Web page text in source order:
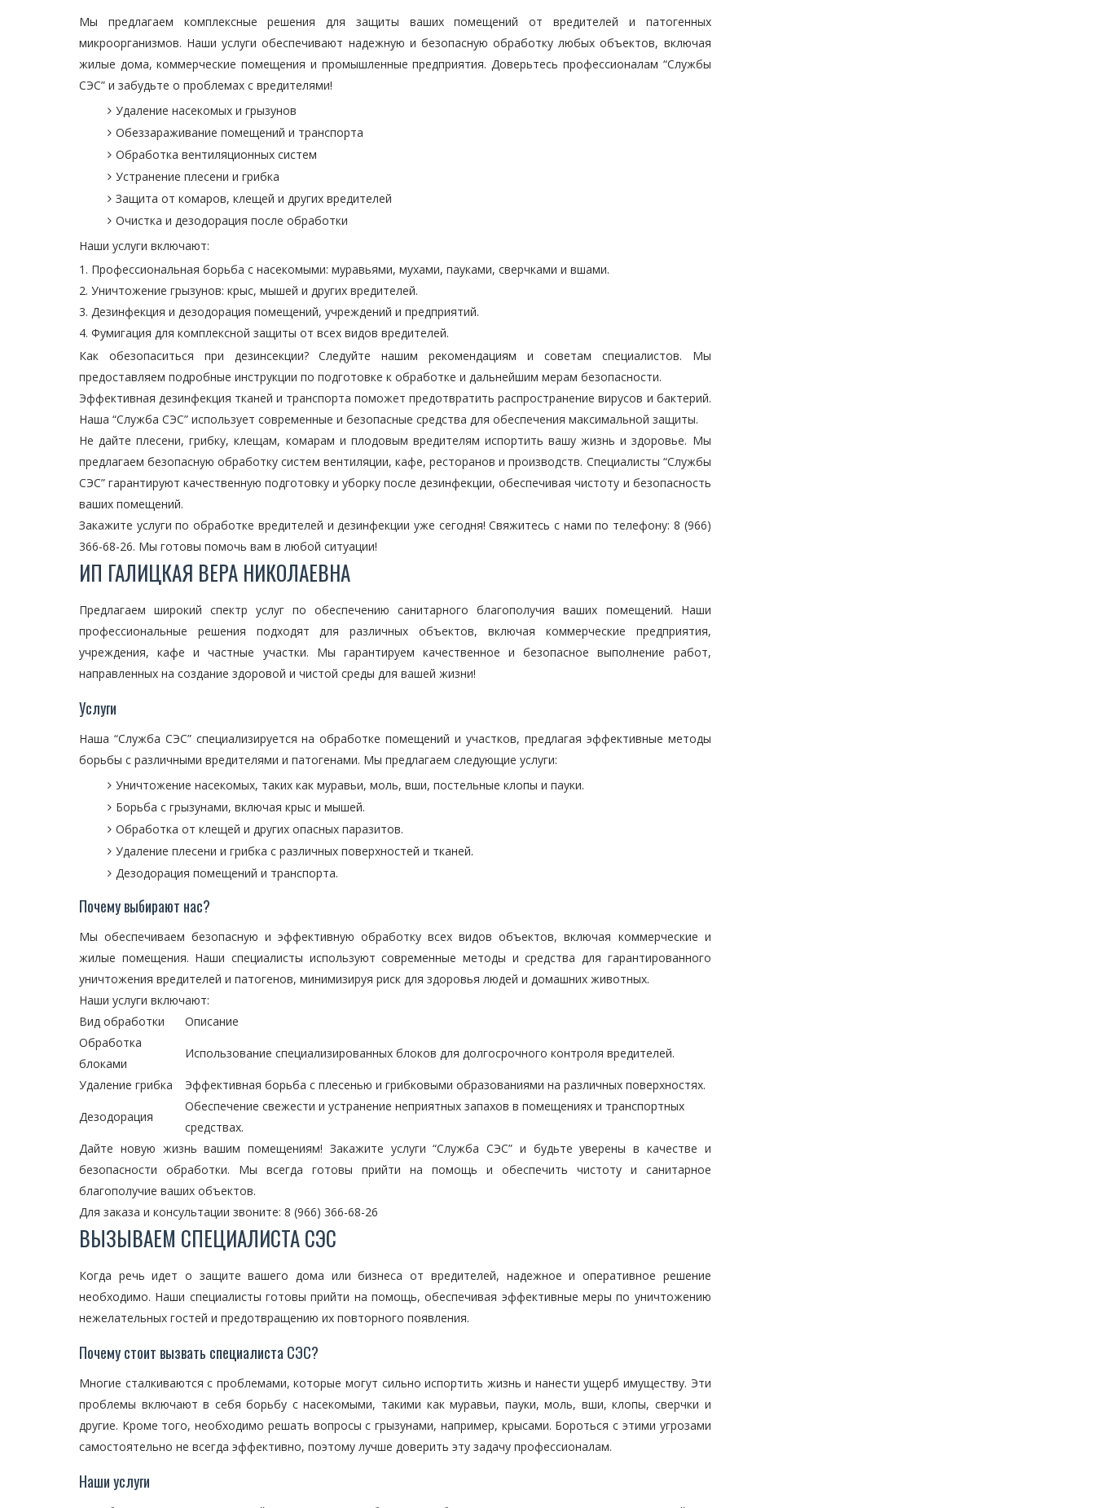
Мы предлагаем комплексные решения для защиты ваших помещений от вредителей и патогенных
микроорганизмов. Наши услуги обеспечивают надежную и безопасную обработку любых объектов, включая
жилые дома, коммерческие помещения и промышленные предприятия. Доверьтесь профессионалам “Службы
СЭС” и забудьте о проблемах с вредителями!
Удаление насекомых и грызунов
Обеззараживание помещений и транспорта
Обработка вентиляционных систем
Устранение плесени и грибка
Защита от комаров, клещей и других вредителей
Очистка и дезодорация после обработки
Наши услуги включают:
Профессиональная борьба с насекомыми: муравьями, мухами, пауками, сверчками и вшами.
Уничтожение грызунов: крыс, мышей и других вредителей.
Дезинфекция и дезодорация помещений, учреждений и предприятий.
Фумигация для комплексной защиты от всех видов вредителей.
Как обезопаситься при дезинсекции? Следуйте нашим рекомендациям и советам специалистов. Мы
предоставляем подробные инструкции по подготовке к обработке и дальнейшим мерам безопасности.
Эффективная дезинфекция тканей и транспорта поможет предотвратить распространение вирусов и бактерий.
Наша “Служба СЭС” использует современные и безопасные средства для обеспечения максимальной защиты.
Не дайте плесени, грибку, клещам, комарам и плодовым вредителям испортить вашу жизнь и здоровье. Мы
предлагаем безопасную обработку систем вентиляции, кафе, ресторанов и производств. Специалисты “Службы
СЭС” гарантируют качественную подготовку и уборку после дезинфекции, обеспечивая чистоту и безопасность
ваших помещений.
Закажите услуги по обработке вредителей и дезинфекции уже сегодня! Свяжитесь с нами по телефону: 8 (966)
366-68-26. Мы готовы помочь вам в любой ситуации!
ИП ГАЛИЦКАЯ ВЕРА НИКОЛАЕВНА
Предлагаем широкий спектр услуг по обеспечению санитарного благополучия ваших помещений. Наши
профессиональные решения подходят для различных объектов, включая коммерческие предприятия,
учреждения, кафе и частные участки. Мы гарантируем качественное и безопасное выполнение работ,
направленных на создание здоровой и чистой среды для вашей жизни!
Услуги
Наша “Служба СЭС” специализируется на обработке помещений и участков, предлагая эффективные методы
борьбы с различными вредителями и патогенами. Мы предлагаем следующие услуги:
Уничтожение насекомых, таких как муравьи, моль, вши, постельные клопы и пауки.
Борьба с грызунами, включая крыс и мышей.
Обработка от клещей и других опасных паразитов.
Удаление плесени и грибка с различных поверхностей и тканей.
Дезодорация помещений и транспорта.
Почему выбирают нас?
Мы обеспечиваем безопасную и эффективную обработку всех видов объектов, включая коммерческие и
жилые помещения. Наши специалисты используют современные методы и средства для гарантированного
уничтожения вредителей и патогенов, минимизируя риск для здоровья людей и домашних животных.
Наши услуги включают:
Вид обработки
Описание
Обработка
блоками
Использование специализированных блоков для долгосрочного контроля вредителей.
Удаление грибка Эффективная борьба с плесенью и грибковыми образованиями на различных поверхностях.
Дезодорация
Обеспечение свежести и устранение неприятных запахов в помещениях и транспортных
средствах.
Дайте новую жизнь вашим помещениям! Закажите услуги “Служба СЭС” и будьте уверены в качестве и
безопасности обработки. Мы всегда готовы прийти на помощь и обеспечить чистоту и санитарное
благополучие ваших объектов.
Для заказа и консультации звоните: 8 (966) 366-68-26
ВЫЗЫВАЕМ СПЕЦИАЛИСТА СЭС
Когда речь идет о защите вашего дома или бизнеса от вредителей, надежное и оперативное решение
необходимо. Наши специалисты готовы прийти на помощь, обеспечивая эффективные меры по уничтожению
нежелательных гостей и предотвращению их повторного появления.
Почему стоит вызвать специалиста СЭС?
Многие сталкиваются с проблемами, которые могут сильно испортить жизнь и нанести ущерб имуществу. Эти
проблемы включают в себя борьбу с насекомыми, такими как муравьи, пауки, моль, вши, клопы, сверчки и
другие. Кроме того, необходимо решать вопросы с грызунами, например, крысами. Бороться с этими угрозами
самостоятельно не всегда эффективно, поэтому лучше доверить эту задачу профессионалам.
Наши услуги